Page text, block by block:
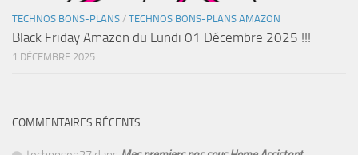
TECHNOS BONS-PLANS / TECHNOS BONS-PLANS AMAZON
Black Friday Amazon du Lundi 01 Décembre 2025 !!!
1 DÉCEMBRE 2025
COMMENTAIRES RÉCENTS